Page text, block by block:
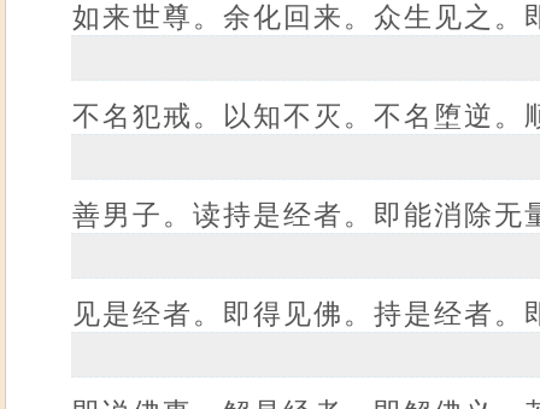
如来世尊。余化回来。众生见之
不名犯戒。以知不灭。不名堕逆
善男子。读持是经者。即能消除
见是经者。即得见佛。持是经者